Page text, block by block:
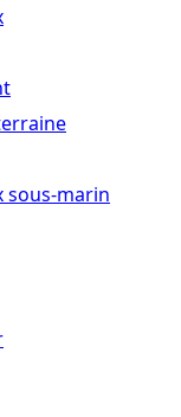
sous-marin